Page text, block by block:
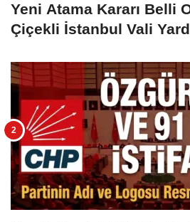
Yeni Atama Kararı Belli
Çiçekli İstanbul Vali